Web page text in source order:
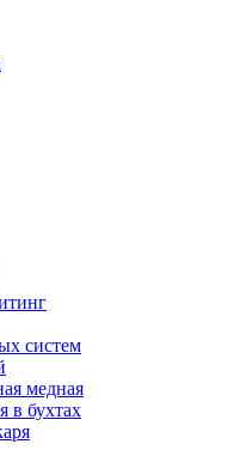
систем
медная
в бухтах